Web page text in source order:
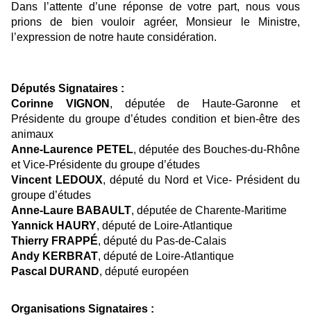
Dans l’attente d’une réponse de votre part, nous vous
prions de bien vouloir agréer, Monsieur le Ministre,
l’expression de notre haute considération.
Députés Signataires :
Corinne VIGNON , députée de Haute-Garonne et
Présidente du groupe d’études condition et bien-être des
animaux
Anne-Laurence PETEL, députée des Bouches-du-Rhône
et Vice-Présidente du groupe d’études
Vincent LEDOUX, député du Nord et Vice- Président du
groupe d’études
Anne-Laure BABAULT, députée de Charente-Maritime
Yannick HAURY, député de Loire-Atlantique
Thierry FRAPPÉ, député du Pas-de-Calais
Andy KERBRAT, député de Loire-Atlantique
Pascal DURAND, député européen
Organisations Signataires :